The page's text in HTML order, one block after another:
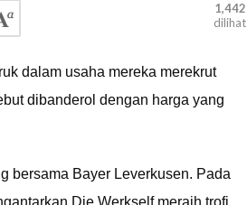
1,442
dilihat
dalam usaha mereka merekrut
dibanderol dengan harga yang
bersama Bayer Leverkusen. Pada
Die Werkself meraih trofi